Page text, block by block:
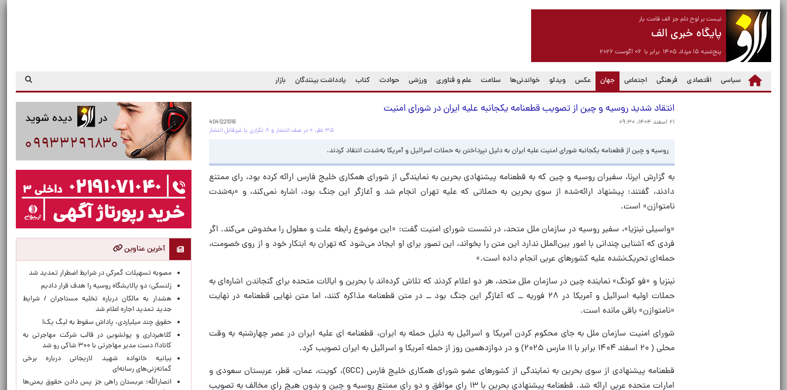
نیست بر لوح دلم جز الف قامت یار
پایگاه خبری الف
پنج‌شنبه ۱۵ مرداد ۱۴۰۵ برابر با ۰۶ آگوست ۲۰۲۶
سیاسی اقتصادی فرهنگی اجتماعی جهان
(current) عکس ویدئو خواندنی‌ها سلامت علم و فناوری ورزشی حوادث کتاب یادداشت بینندگان بازار
انتقاد شدید روسیه و چین از تصویب قطعنامه یکجانبه علیه ایران در شورای امنیت
۲۱ اسفند ۱۴۰۴، ۰۹:۳۰
4041221016
۳۵ نظر، ۰ در صف انتشار و ۸ تکراری یا غیرقابل انتشار
روسیه و چین از قطعنامه یکجانبه شورای امنیت علیه ایران به دلیل نپرداختن به حملات اسرائیل و آمریکا به‌شدت انتقاد کردند.
به گزارش ایرنا، سفیران روسیه و چین که به قطعنامه پیشنهادی بحرین به نمایندگی از شورای همکاری خلیج فارس ارائه کرده بود، رای ممتنع
دادند، گفتند: پیشنهاد ارائه‌شده از سوی بحرین به حملاتی که علیه تهران انجام شد و آغازگر این جنگ بود، اشاره نمی‌کند، و «به‌شدت
نامتوازن» است.
«واسیلی نبنزیا»، سفیر روسیه در سازمان ملل متحد، در نشست شورای امنیت گفت: «این موضوع رابطه علت و معلول را مخدوش می‌کند. اگر
فردی که آشنایی چندانی با امور بین‌الملل ندارد این متن را بخواند، این تصور برای او ایجاد می‌شود که تهران به ابتکار خود و از روی خصومت،
حمله‌ای تحریک‌نشده علیه کشورهای عربی انجام داده است.»
نبنزیا و «فو کونگ» نماینده چین در سازمان ملل متحد، هر دو اعلام کردند که تلاش کرده‌اند با بحرین و ایالات متحده برای گنجاندن اشاره‌ای به
حملات اولیه اسرائیل و آمریکا در ۲۸ فوریه ــ که آغازگر این جنگ بود ــ در متن قطعنامه مذاکره کنند، اما متن نهایی قطعنامه در نهایت
«نامتوازن» باقی مانده است.
شورای امنیت سازمان ملل به جای محکوم کردن آمریکا و اسرائیل به دلیل حمله به ایران، قطعنامه ای علیه ایران در عصر چهارشنبه به وقت
محلی ( ۲۰ اسفند ۱۴۰۴ برابر با ۱۱ مارس ۲۰۲۵) و در دوازدهمین روز از حمله آمریکا و اسرائیل به ایران تصویب کرد.
قطعنامه پیشنهادی از سوی بحرین به نمایندگی از کشورهای عضو شورای همکاری خلیج فارس (GCC)، کویت، عمان، قطر، عربستان سعودی و
امارات متحده عربی ارائه شد. قطعنامه پیشنهادی بحرین با ۱۳ رای موافق و دو رای ممتنع روسیه و چین و بدون هیچ رای مخالف به تصویب
آخرین عناوین
مصوبه تسهیلات گمرکی در شرایط اضطرار تمدید شد
زلنسکی: دو پالایشگاه روسیه را هدف قرار دادیم
هشدار به مالکان درباره تخلیه مستاجران / شرایط
جدید تمدید اجاره اعلام شد
حقوق چند میلیاردی، پاداش سقوط به لیگ یک!
کلاهبرداری و پولشویی در قالب شرکت مهاجرتی به
کانادا/ دست مدیر مهاجرتی با ۳۰۰ شاکی رو شد
بیانیه خانواده شهید لاریجانی درباره برخی
گمانه‌زنی‌های رسانه‌ای
انصارالله: عربستان راهی جز پس دادن حقوق یمنی‌ها